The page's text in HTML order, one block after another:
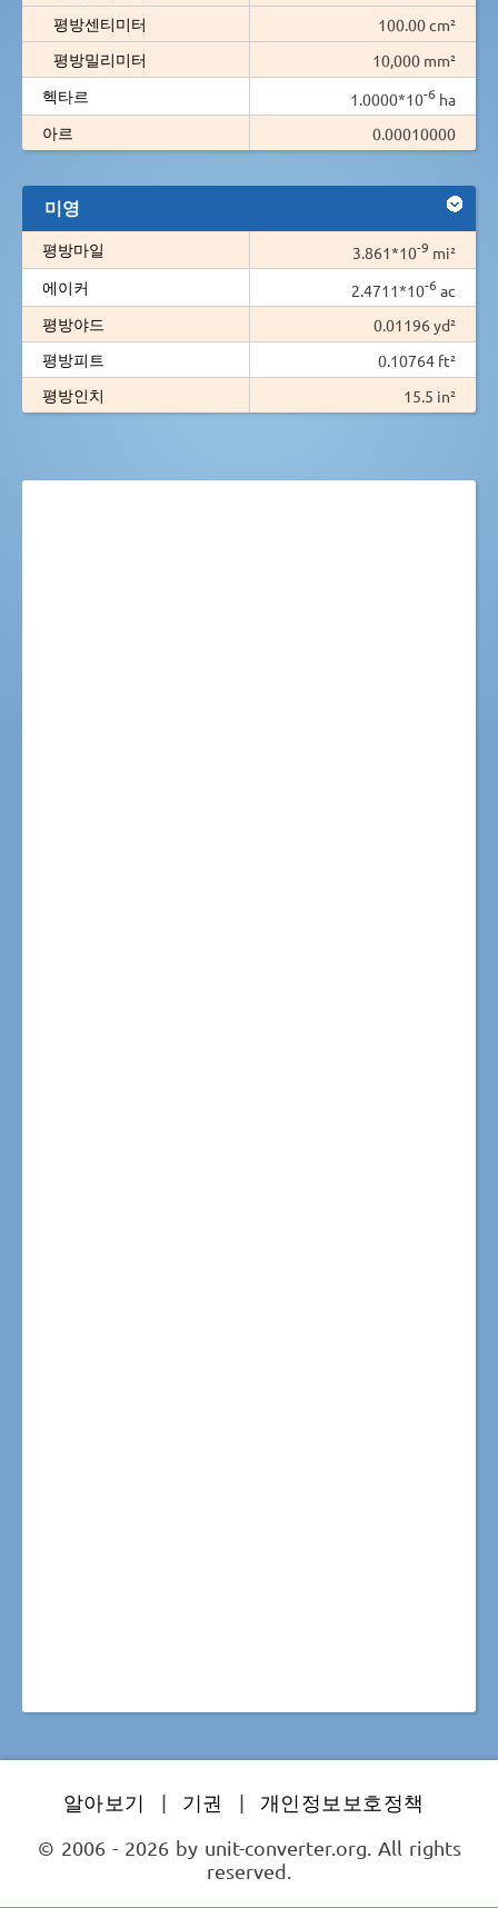
평방센티미터
100.00 cm²
평방밀리미터
10,000 mm²
헥타르
1.0000*10-6 ha
아르
0.00010000
미영
평방마일 3.861*10-9 mi²
에이커
2.4711*10-6 ac
평방야드
0.01196 yd²
평방피트
0.10764 ft²
평방인치
15.5 in²
알아보기 | 기권 |
개인정보보호정책
© 2006 - 2026 by unit-converter.org. All rights
reserved.